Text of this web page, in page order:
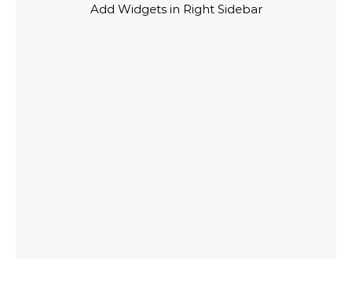
Add Widgets in Right Sidebar